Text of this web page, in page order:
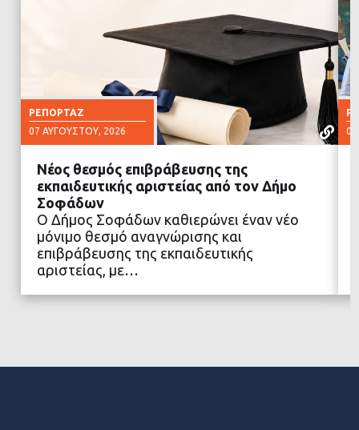
ΡΕΠΟΡΤΆΖ
07 ΑΥΓΟΎΣΤΟΥ, 2026
ΔΙΑΒΑΣΤΕ ΠΕΡΙΣΣΟΤΕΡΑ
Νέος θεσμός επιβράβευσης της
εκπαιδευτικής αριστείας από τον Δήμο
Σοφάδων
Ο Δήμος Σοφάδων καθιερώνει έναν νέο
μόνιμο θεσμό αναγνώρισης και
επιβράβευσης της εκπαιδευτικής
αριστείας, με…